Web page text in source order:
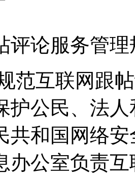
评论服务管理
范互联网跟
护公民、法
共和国网络
办公室负责